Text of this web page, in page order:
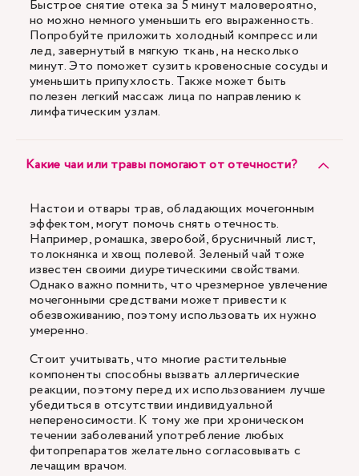
Быстрое снятие отека за 5 минут маловероятно,
но можно немного уменьшить его выраженность.
Попробуйте приложить холодный компресс или
лед, завернутый в мягкую ткань, на несколько
минут. Это поможет сузить кровеносные сосуды и
уменьшить припухлость. Также может быть
полезен легкий массаж лица по направлению к
лимфатическим узлам.
Какие чаи или травы помогают от отечности?
Настои и отвары трав, обладающих мочегонным
эффектом, могут помочь снять отечность.
Например, ромашка, зверобой, брусничный лист,
толокнянка и хвощ полевой. Зеленый чай тоже
известен своими диуретическими свойствами.
Однако важно помнить, что чрезмерное увлечение
мочегонными средствами может привести к
обезвоживанию, поэтому использовать их нужно
умеренно.
Стоит учитывать, что многие растительные
компоненты способны вызвать аллергические
реакции, поэтому перед их использованием лучше
убедиться в отсутствии индивидуальной
непереносимости. К тому же при хроническом
течении заболеваний употребление любых
фитопрепаратов желательно согласовывать с
лечащим врачом.